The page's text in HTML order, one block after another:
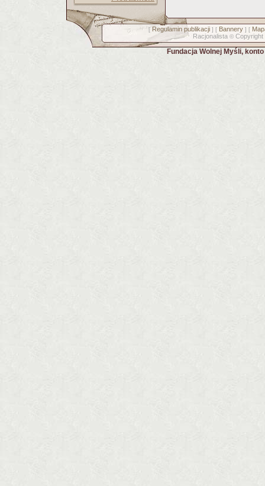
[ Regulamin publikacji] [ Bannery] [
Racjonalista © Copyright
Fundacja Wolnej Myśli,